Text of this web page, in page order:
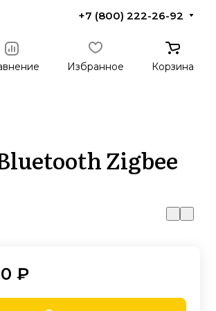
+7 (800) 222-26-92
Избранное Корзина
Zigbee
₽